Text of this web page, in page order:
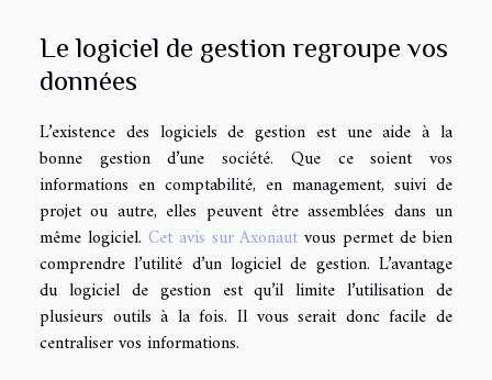
Le logiciel de gestion regroupe vos
données
L’existence des logiciels de gestion est une aide à la
bonne gestion d’une société. Que ce soient vos
informations en comptabilité, en management, suivi de
projet ou autre, elles peuvent être assemblées dans un
même logiciel. Cet avis sur Axonaut vous permet de bien
comprendre l’utilité d’un logiciel de gestion. L’avantage
du logiciel de gestion est qu’il limite l’utilisation de
plusieurs outils à la fois. Il vous serait donc facile de
centraliser vos informations.